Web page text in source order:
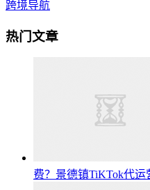
跨境导航
热门文章
费？景德镇TiKTok代运